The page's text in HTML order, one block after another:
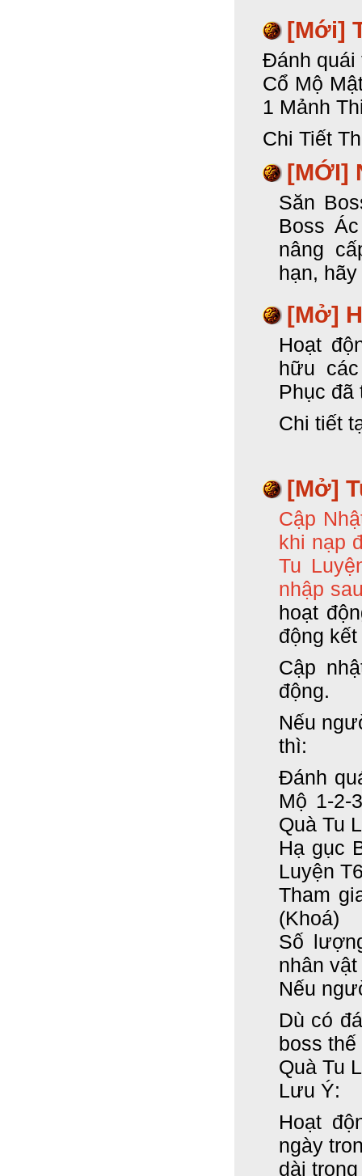
[Mới]
Đánh
Cổ Mộ
1 Mảnh
Chi Tiết
[MỚI]
Săn
Boss
nâng
hạn,
[Mở]
Hoạt
hữu
Phục đã
Chi tiết
[Mở]
Cập
khi nạp
Tu
nhập
hoạt
động
Cập
động.
Nếu
thì:
Đánh
Mộ 1-2-
Quà Tu
Hạ gục
Luyện
Tham
(Khoá)
Số
nhân
Nếu
Dù có
boss
Quà Tu
Lưu Ý:
Hoạt
ngày
dài